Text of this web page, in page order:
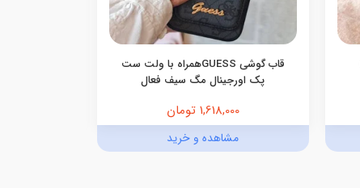
قاب گوشی GUESSهمراه با ولت ست
پک اورجینال مگ سیف فعال
1,618,000 تومان
مشاهده و خرید